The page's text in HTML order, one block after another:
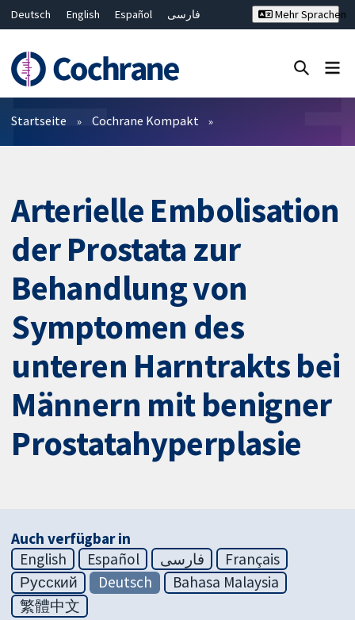
Deutsch English Español
فارسی
Bahasa Malaysia
ไทย
繁體中文
简体中文
Mehr Sprachen
Filter
Startseite Cochrane Kompakt
Arterielle Embolisation
der Prostata zur
Behandlung von
Symptomen des
unteren Harntrakts bei
Männern mit benigner
Prostatahyperplasie
Auch verfügbar in
English
Español فارسی
Français
Русский
Deutsch
Bahasa Malaysia
繁體中文